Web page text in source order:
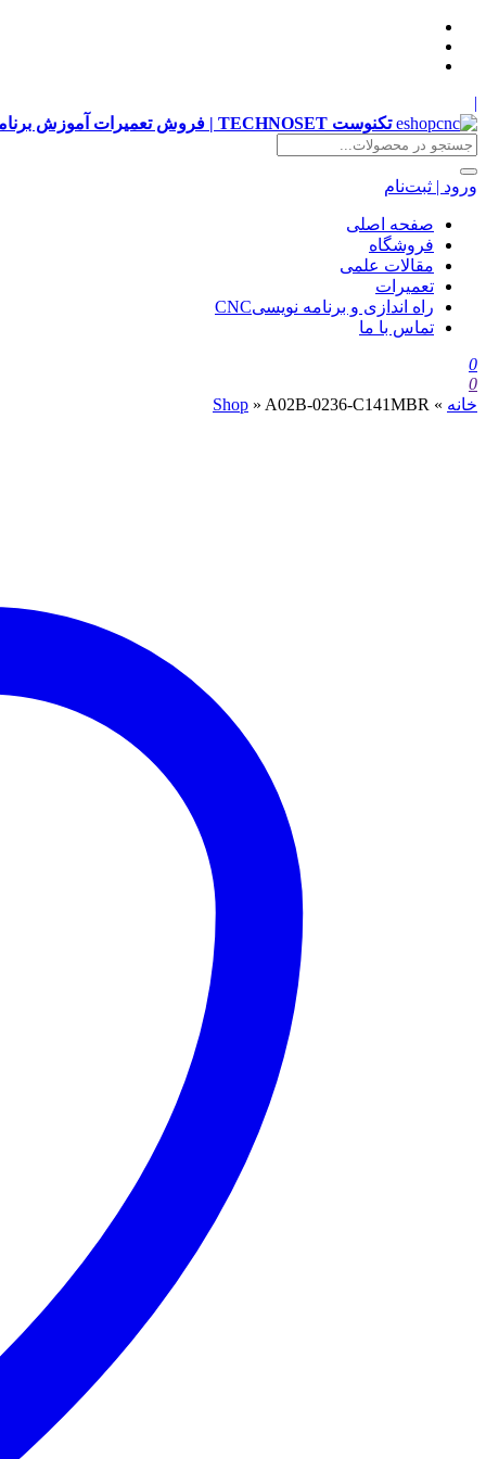
|
تکنوست TECHNOSET | فروش تعمیرات آموزش برنامه نویسی cnc زیمنس فانوک هایدن siemens ,fanuc, heidenhain ,hust, gsk
ورود | ثبت‌نام
صفحه اصلی
فروشگاه
مقالات علمی
تعمیرات
راه اندازی و برنامه نویسیCNC
تماس با ما
0
0
خانه »
Shop » A02B-0236-C141MBR